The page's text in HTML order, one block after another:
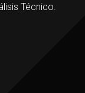
Técnico.